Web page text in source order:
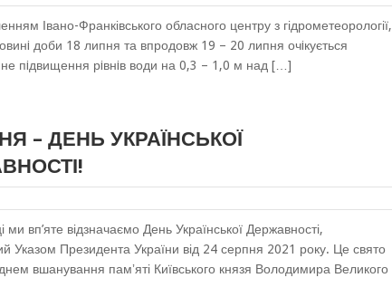
Івано-Франківського обласного центру з гідрометеорології,
доби 18 липня та впродовж 19 – 20 липня очiкується
пiдвищення рiвнiв води на 0,3 – 1,0 м над […]
– ДЕНЬ УКРАЇНСЬКОЇ
ми вп’яте відзначаємо День Української Державності,
Указом Президента України від 24 серпня 2021 року. Це свято
вшанування памʼяті Київського князя Володимира Великого